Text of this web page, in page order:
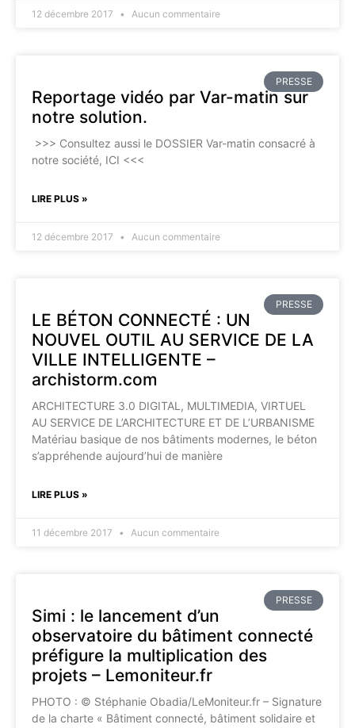
12 décembre 2017 Aucun commentaire
PRESSE
Reportage vidéo par Var-matin sur
notre solution.
>>> Consultez aussi le DOSSIER Var-matin consacré à
notre société, ICI <<<
LIRE PLUS »
12 décembre 2017 Aucun commentaire
PRESSE
LE BÉTON CONNECTÉ : UN
NOUVEL OUTIL AU SERVICE DE LA
VILLE INTELLIGENTE –
archistorm.com
ARCHITECTURE 3.0 DIGITAL, MULTIMEDIA, VIRTUEL
AU SERVICE DE L’ARCHITECTURE ET DE L’URBANISME
Matériau basique de nos bâtiments modernes, le béton
s’appréhende aujourd’hui de manière
LIRE PLUS »
11 décembre 2017 Aucun commentaire
PRESSE
Simi : le lancement d’un
observatoire du bâtiment connecté
préfigure la multiplication des
projets – Lemoniteur.fr
PHOTO : © Stéphanie Obadia/LeMoniteur.fr – Signature
de la charte « Bâtiment connecté, bâtiment solidaire et